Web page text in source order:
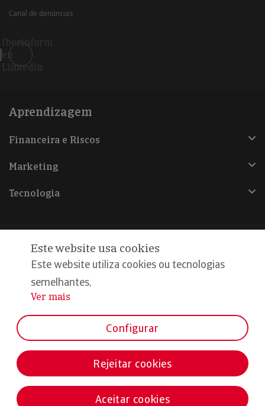
Canal de denúncias
Iberinform
en
Linkedin
Aprendizagem
Financeira e Riscos
Marketing
Tecnologia
@Copyright 2026, Iberinform
Aviso legal
Política de cookies
Declaração de privacidade
Compromisso qualidade e segurança
Este website usa cookies
Este website utiliza cookies ou tecnologias
semelhantes,
...
Ver mais
Configurar
Rejeitar cookies
Aceitar cookies